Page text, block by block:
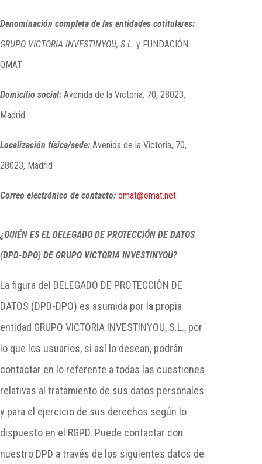
Denominación completa de las entidades cotitulares:
GRUPO VICTORIA INVESTINYOU, S.L. y FUNDACIÓN
OMAT
Domicilio social: Avenida de la Victoria, 70, 28023,
Madrid
Localización física/sede: Avenida de la Victoria, 70,
28023, Madrid
Correo electrónico de contacto: omat@omat.net
¿QUIÉN ES EL DELEGADO DE PROTECCIÓN DE DATOS
(DPD-DPO) DE GRUPO VICTORIA INVESTINYOU?
La figura del DELEGADO DE PROTECCIÓN DE
DATOS (DPD-DPO) es asumida por la propia
entidad GRUPO VICTORIA INVESTINYOU, S.L., por
lo que los usuarios, si así lo desean, podrán
contactar en lo referente a todas las cuestiones
relativas al tratamiento de sus datos personales
y para el ejercicio de sus derechos según lo
dispuesto en el RGPD. Puede contactar con
nuestro DPD a través de los siguientes datos de